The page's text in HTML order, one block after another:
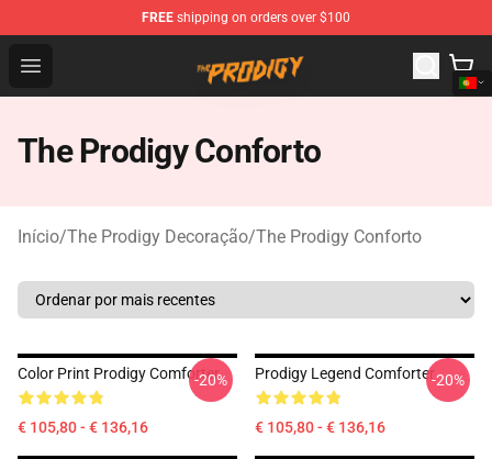
FREE shipping on orders over $100
Open menu
The Prodigy Store - Official The Prodigy Merchandise
The Prodigy Conforto
Início/The Prodigy Decoração/The Prodigy Conforto
Сolor Print Prodigy Comforter
€ 105,80 - € 136,16
-20% Prodigy Legend Comforter
€ 105,80 - € 136,16
-20%